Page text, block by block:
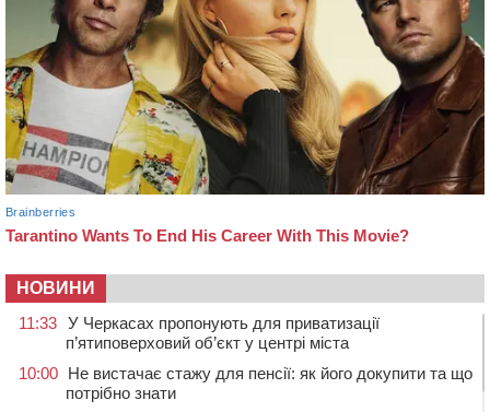
НОВИНИ
11:33 У Черкасах пропонують для приватизації
п’ятиповерховий об’єкт у центрі міста
10:00 Не вистачає стажу для пенсії: як його докупити та що
потрібно знати